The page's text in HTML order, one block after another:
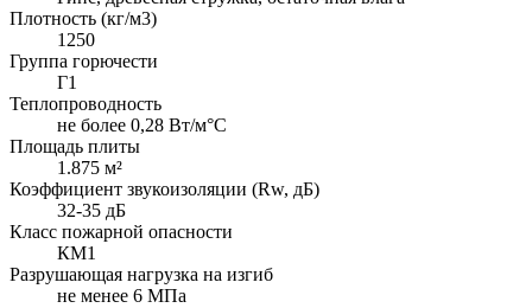
Плотность (кг/м3)
1250
Группа горючести
Г1
Теплопроводность
не более 0,28 Вт/м°С
Площадь плиты
1.875 м²
Коэффициент звукоизоляции (Rw, дБ)
32-35 дБ
Класс пожарной опасности
КМ1
Разрушающая нагрузка на изгиб
не менее 6 МПа